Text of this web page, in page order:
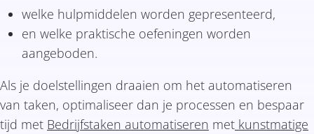
welke hulpmiddelen worden gepresenteerd,
en welke praktische oefeningen worden
aangeboden.
Als je doelstellingen draaien om het automatiseren
van taken, optimaliseer dan je processen en bespaar
tijd met Bedrijfstaken automatiseren met kunstmatige